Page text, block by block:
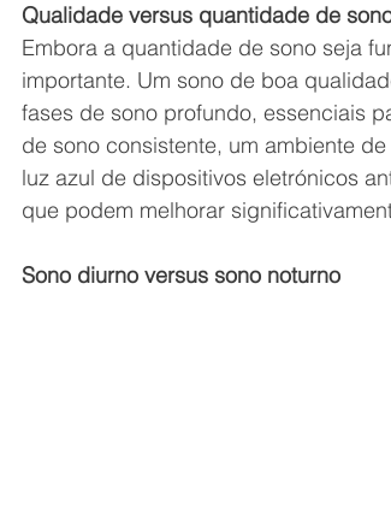
Qualidade versus quantidade de
Embora a quantidade de sono seja
importante. Um sono de boa
fases de sono profundo, essenciais
de sono consistente, um ambiente
luz azul de dispositivos eletrónicos
que podem melhorar
Sono diurno versus sono noturno